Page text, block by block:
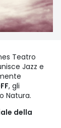
Teatro
Jazz e
, gli
Natura.
della